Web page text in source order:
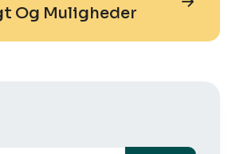
Og Muligheder